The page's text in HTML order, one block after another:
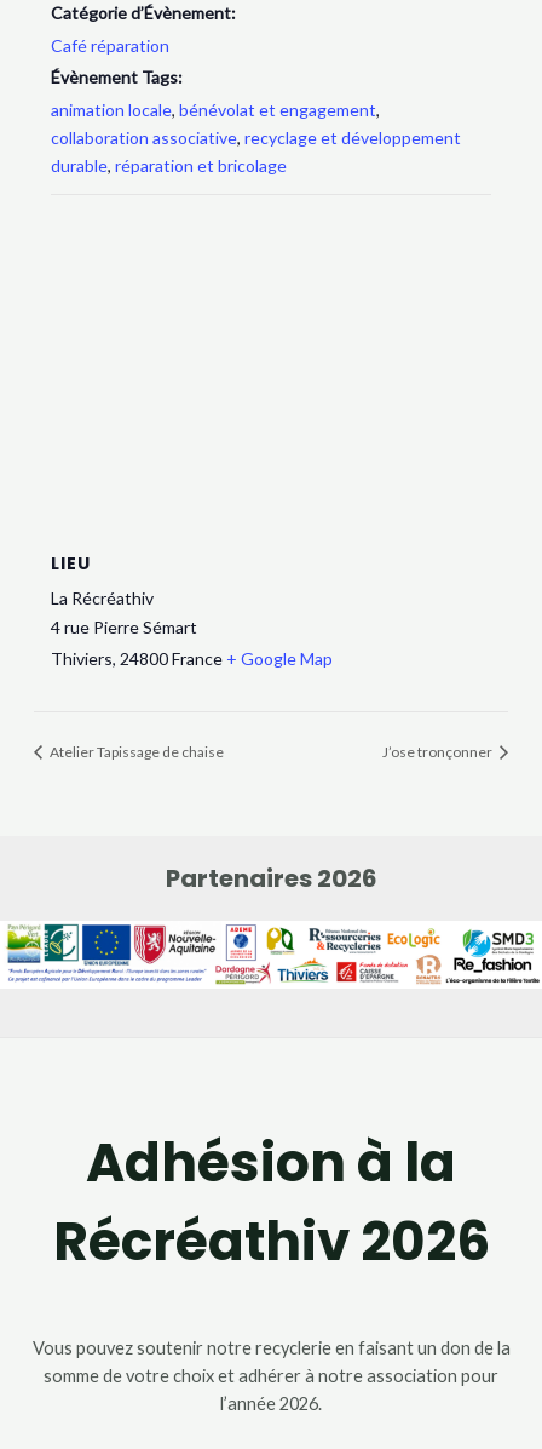
Catégorie d’Évènement:
Café réparation
Évènement Tags:
animation locale,bénévolat et engagement,
collaboration associative,recyclage et développement
durable,réparation et bricolage
LIEU
La Récréathiv
4 rue Pierre Sémart
Thiviers, 24800 France + Google Map
Atelier Tapissage de chaise J’ose tronçonner
Partenaires 2026
Adhésion à la
Récréathiv 2026
Vous pouvez soutenir notre recyclerie en faisant un don de la
somme de votre choix et adhérer à notre association pour
l’année 2026.